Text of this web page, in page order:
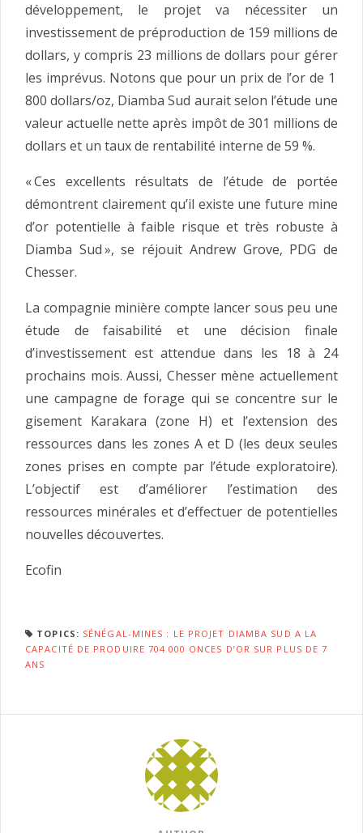
développement, le projet va nécessiter un
investissement de préproduction de 159 millions de
dollars, y compris 23 millions de dollars pour gérer
les imprévus. Notons que pour un prix de l’or de 1
800 dollars/oz, Diamba Sud aurait selon l’étude une
valeur actuelle nette après impôt de 301 millions de
dollars et un taux de rentabilité interne de 59 %.
« Ces excellents résultats de l’étude de portée
démontrent clairement qu’il existe une future mine
d’or potentielle à faible risque et très robuste à
Diamba Sud », se réjouit Andrew Grove, PDG de
Chesser.
La compagnie minière compte lancer sous peu une
étude de faisabilité et une décision finale
d’investissement est attendue dans les 18 à 24
prochains mois. Aussi, Chesser mène actuellement
une campagne de forage qui se concentre sur le
gisement Karakara (zone H) et l’extension des
ressources dans les zones A et D (les deux seules
zones prises en compte par l’étude exploratoire).
L’objectif est d’améliorer l’estimation des
ressources minérales et d’effectuer de potentielles
nouvelles découvertes.
Ecofin
TOPICS: SÉNÉGAL-MINES : LE PROJET DIAMBA SUD A LA
CAPACITÉ DE PRODUIRE 704 000 ONCES D’OR SUR PLUS DE 7
ANS